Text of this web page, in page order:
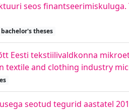
seos
bachelor's theses
Eesti tekstiilivaldkonna
and clothing industry
seotud tegurid aastatel